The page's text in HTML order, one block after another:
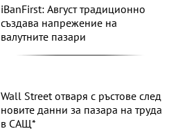
iBanFirst: Август традиционно
създава напрежение на
валутните пазари
Wall Street отваря с ръстове след
новите данни за пазара на труда
в САЩ*